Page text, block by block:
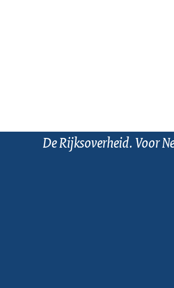
De Rijksoverheid. Voor